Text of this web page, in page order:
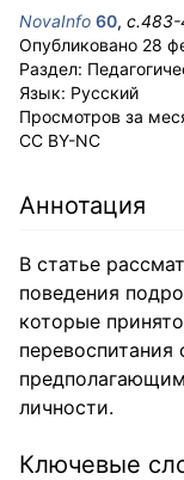
NovaInfo 60, с.483-
Опубликовано 28
Раздел:
Язык: Русский
Просмотров за
CC BY-NC
Аннотация
В статье
поведения
которые
личности.
Ключевые